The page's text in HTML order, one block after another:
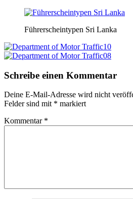
Führerscheintypen Sri Lanka
Schreibe einen Kommentar
Deine E-Mail-Adresse wird nicht
Felder sind mit * markiert
Kommentar *